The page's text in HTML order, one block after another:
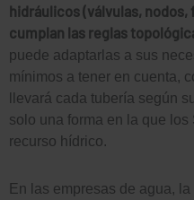
hidráulicos (válvulas,
cumplan las reglas
puede adaptarlas a sus
mínimos a tener en cuenta,
llevará cada tubería según
solo una forma en la que
recurso hídrico.
En las empresas de agua,